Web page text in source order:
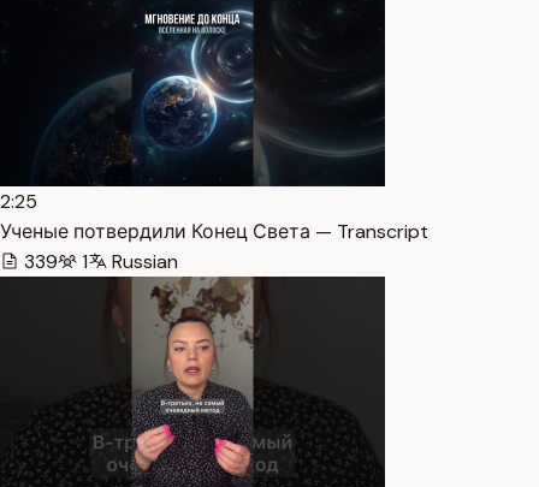
2:25
Ученые потвердили Конец Света — Transcript
339
1 Russian